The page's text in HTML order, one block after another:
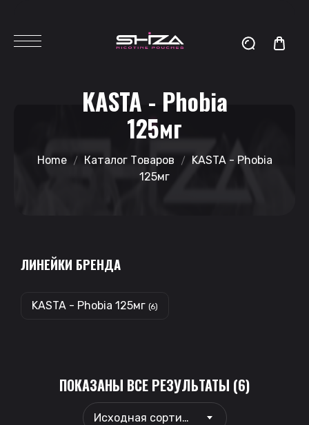
KASTA - Phobia
125мг
Home Каталог Товаров
KASTA - Phobia
125мг
ЛИНЕЙКИ БРЕНДА
KASTA - Phobia 125мг (6)
ПОКАЗАНЫ ВСЕ РЕЗУЛЬТАТЫ (6)
Исходная сортировка